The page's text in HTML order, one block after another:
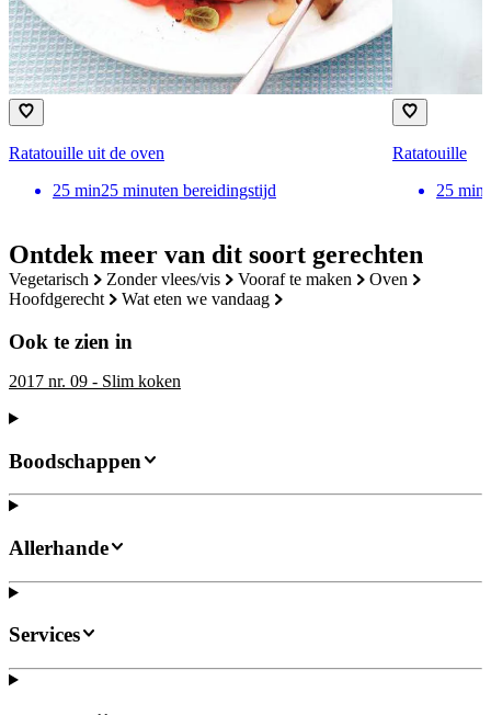
Ontdek meer van dit soort gerechten
vegetarisch zonder vlees/vis vooraf te maken
oven
hoofdgerecht
wat eten we vandaag
Ook te zien in
2017 nr. 09 - Slim koken
Ratatouille uit de oven
25 min25 minuten bereidingstijd
Ratatouille
25 min
Boodschappen
Allerhande
Services